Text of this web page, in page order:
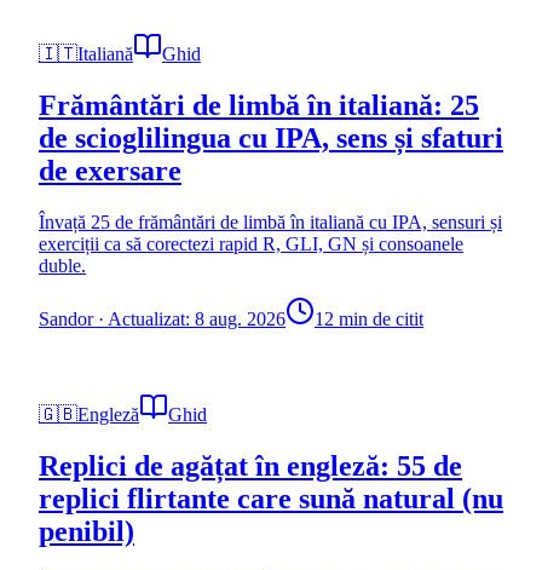
🇮🇹Italiană Ghid
Frământări de limbă în italiană: 25
de scioglilingua cu IPA, sens și sfaturi
de exersare
Învață 25 de frământări de limbă în italiană cu IPA, sensuri și
exerciții ca să corectezi rapid R, GLI, GN și consoanele
duble.
Sandor· Actualizat: 8 aug. 2026 12 min de citit
🇬🇧Engleză Ghid
Replici de agățat în engleză: 55 de
replici flirtante care sună natural (nu
penibil)